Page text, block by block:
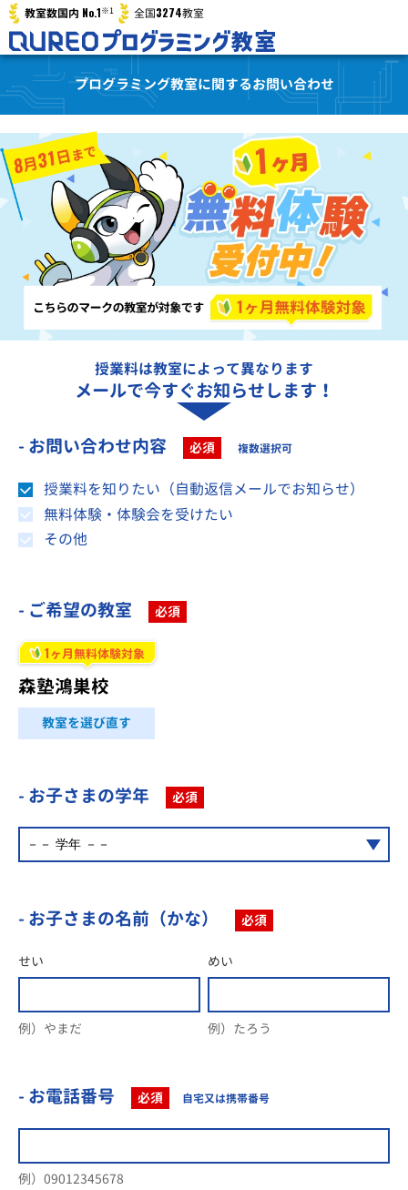
教室数国内 No.1※1 全国3274教室
プログラミング教室に関するお問い合わせ
授業料は教室によって異なります
メールで今すぐお知らせします！
- お問い合わせ内容 必須 複数選択可
授業料を知りたい（自動返信メールでお知らせ）
無料体験・体験会を受けたい
その他
- ご希望の教室 必須
1ヶ月無料体験対象
森塾鴻巣校
教室を選び直す
- お子さまの学年 必須
- お子さまの名前（かな） 必須
せい
例）やまだ
めい
例）たろう
- お電話番号 必須 自宅又は携帯番号
例）09012345678